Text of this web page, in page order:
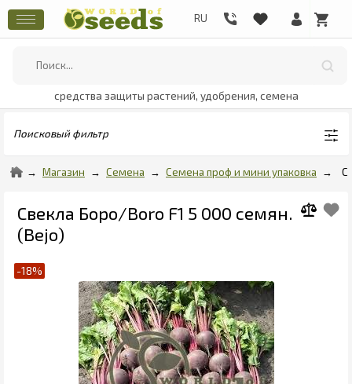
средства защиты растений, удобрения, семена
Поисковый фильтр
Магазин Семена Семена проф и мини упаковка
Свекла Боро/Boro F1 5 000 семян.
(Bejo)
-18%